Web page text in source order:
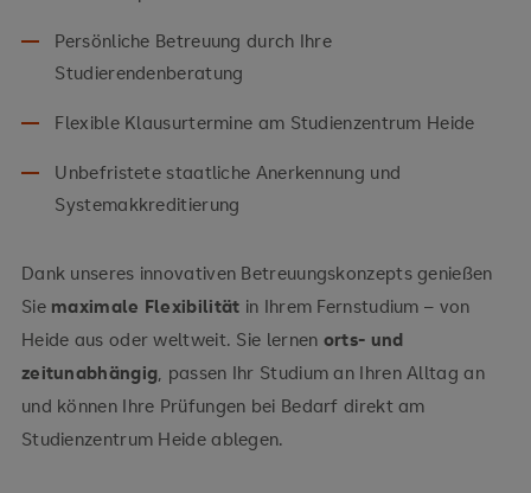
Persönliche Betreuung durch Ihre
Studierendenberatung
Flexible Klausurtermine am Studienzentrum Heide
Unbefristete staatliche Anerkennung und
Systemakkreditierung
Dank unseres innovativen Betreuungskonzepts genießen
Sie maximale Flexibilität in Ihrem Fernstudium – von
Heide aus oder weltweit. Sie lernen orts- und
zeitunabhängig , passen Ihr Studium an Ihren Alltag an
und können Ihre Prüfungen bei Bedarf direkt am
Studienzentrum Heide ablegen.